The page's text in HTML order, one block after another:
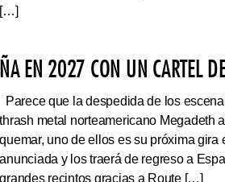
[…]
EN 2027 CON UN CARTEL
Parece que la despedida de los
thrash metal norteamericano Megadeth
quemar, uno de ellos es su próxima gira
anunciada y los traerá de regreso a
grandes recintos gracias a Route […]